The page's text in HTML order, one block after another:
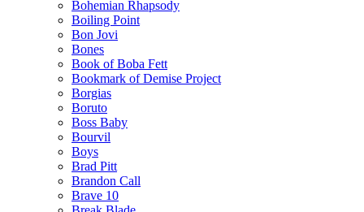
Bohemian Rhapsody
Boiling Point
Bon Jovi
Bones
Book of Boba Fett
Bookmark of Demise Project
Borgias
Boruto
Boss Baby
Bourvil
Boys
Brad Pitt
Brandon Call
Brave 10